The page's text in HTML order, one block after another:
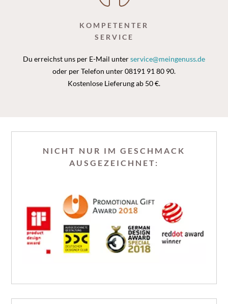
KOMPETENTER
SERVICE
Du erreichst uns per E-Mail unterservice@meingenuss.de
oder per Telefon unter 08191 91 80 90.
Kostenlose Lieferung ab 50 €.
NICHT NUR IM GESCHMACK
AUSGEZEICHNET: